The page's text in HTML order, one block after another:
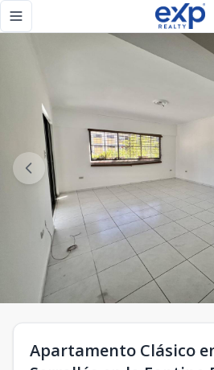
Toggle navigation menu
Apartamento Clásico
Apartamento Clásico en Venta en